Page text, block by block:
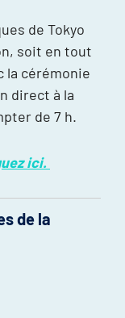
de Tokyo
soit en tout
la cérémonie
direct à la
de 7 h.
ici.
de la